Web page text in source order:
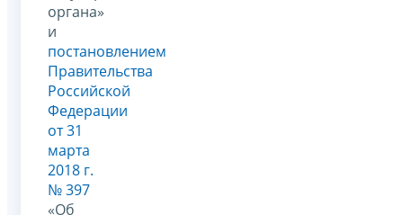
органа»
и
постановлением
Правительства
Российской
Федерации
от 31
марта
2018 г.
№ 397
«Об